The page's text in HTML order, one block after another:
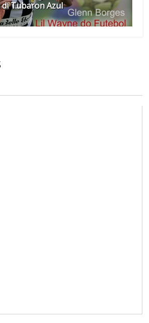
di Tubaron Azul